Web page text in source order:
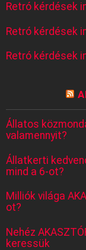
Retró kérdések
Retró kérdések
Retró kérdések
Állatos
valamennyit?
Állatkerti
mind a 6-ot?
Milliók világa
ot?
Nehéz
keressük